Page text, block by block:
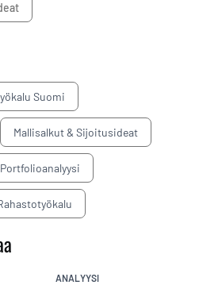
Suomi
Mallisalkut & Sijoitusideat
Portfolioanalyysi
ANALYYSI